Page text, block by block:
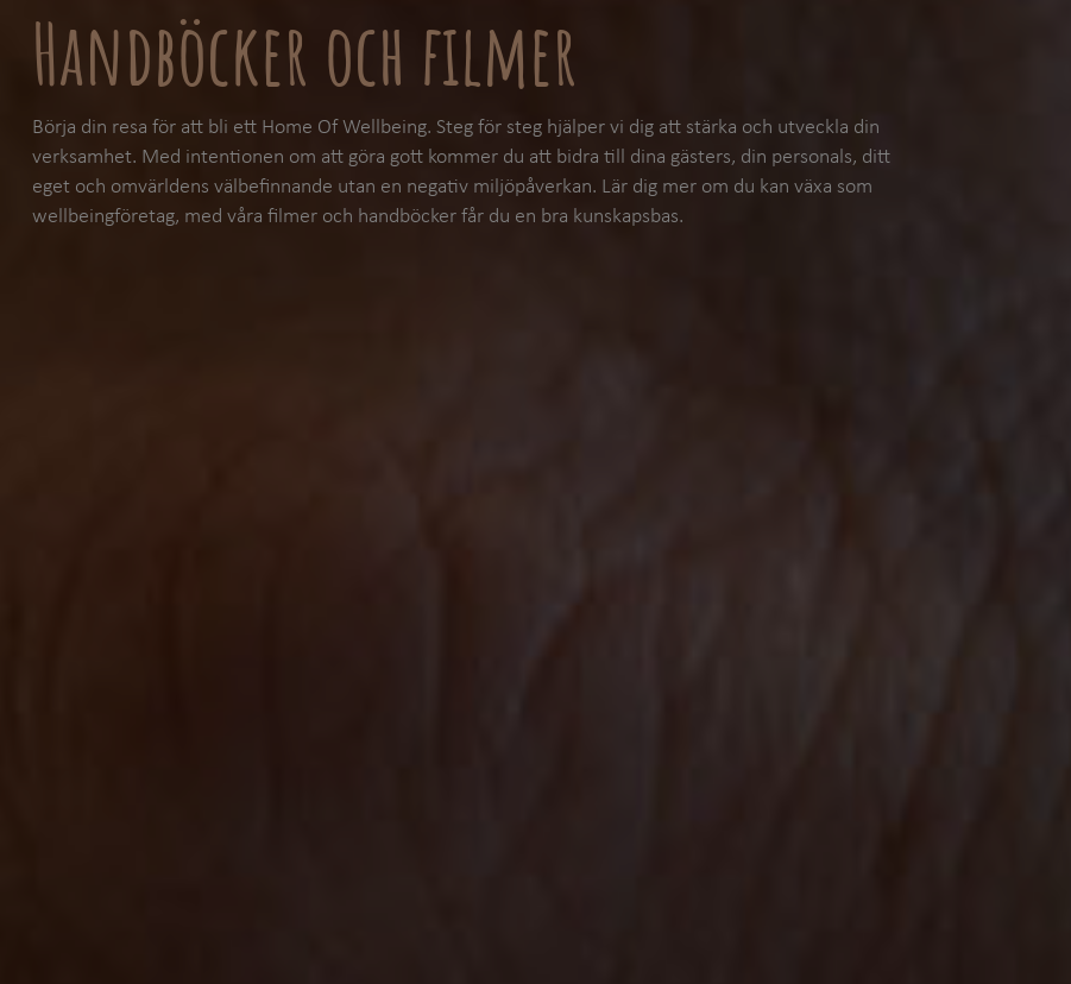
Handböcker och filmer
Börja din resa för att bli ett Home Of Wellbeing. Steg för steg hjälper vi dig att stärka och utveckla din
verksamhet. Med intentionen om att göra gott kommer du att bidra till dina gästers, din personals, ditt
eget och omvärldens välbefinnande utan en negativ miljöpåverkan. Lär dig mer om du kan växa som
wellbeingföretag, med våra filmer och handböcker får du en bra kunskapsbas.